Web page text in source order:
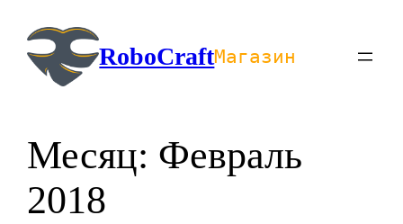
содержимомуRoboCraftМагазин
Месяц: Февраль
2018